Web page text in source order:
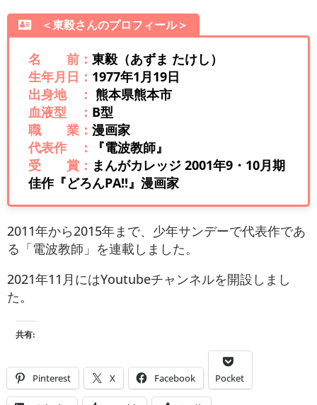
＜東毅さんのプロフィール＞
名 前： 東毅（あずま たけし）
生年月日： 1977年1月19日
出身地 ： 熊本県熊本市
血液型 ： B型
職 業： 漫画家
代表作 ：
『電波教師』
受 賞： まんがカレッジ 2001年9・10月期
佳作『どろんPA!!』漫画家
2011年から2015年まで、少年サンデーで代表作であ
る「電波教師」を連載しました。
2021年11月にはYoutubeチャンネルを開設しまし
た。
共有:
Pinterest X Facebook Pocket